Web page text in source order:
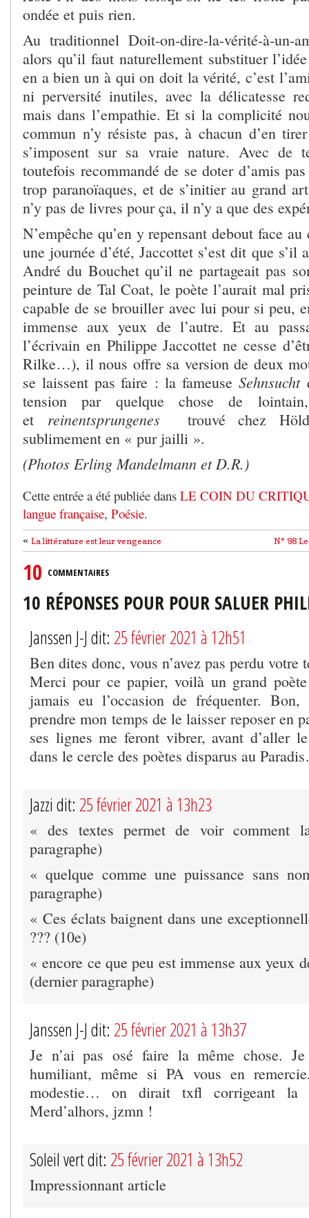
ondée et puis rien.
Au traditionnel Doit-on-dire-la-vérité-à-un-
alors qu’il faut naturellement substituer
en a bien un à qui on doit la vérité, c’est
ni perversité inutiles, avec la délicatesse
mais dans l’empathie. Et si la complicité
commun n’y résiste pas, à chacun d’en
s’imposent sur sa vraie nature. Avec de
toutefois recommandé de se doter d’amis
trop paranoïaques, et de s’initier au grand
n’y pas de livres pour ça, il n’y a que des
N’empêche qu’en y repensant debout face
une journée d’été, Jaccottet s’est dit que s’il
André du Bouchet qu’il ne partageait pas
peinture de Tal Coat, le poète l’aurait mal
capable de se brouiller avec lui pour si peu,
immense aux yeux de l’autre. Et au
l’écrivain en Philippe Jaccottet ne cesse
Rilke…), il nous offre sa version de deux
se laissent pas faire : la fameuseSehnsucht
tension par quelque chose de
et reinentsprungenes trouvé chez
sublimement en « pur jailli ».
(Photos Erling Mandelmann et D.R.)
Cette entrée a été publiée dans LE COIN DU
langue française, Poésie.
N° 98
« La littérature est leur vengeance
10 COMMENTAIRES
10 RÉPONSES POUR POUR SALUER
Janssen J-J dit: 25 février 2021 à 12h51
Ben dites donc, vous n’avez pas perdu votre
Merci pour ce papier, voilà un grand
jamais eu l’occasion de fréquenter.
prendre mon temps de le laisser reposer en
ses lignes me feront vibrer, avant d’aller
dans le cercle des poètes disparus au
Jazzi dit: 25 février 2021 à 13h23
« des textes permet de voir comment
paragraphe)
« quelque comme une puissance sans
paragraphe)
« Ces éclats baignent dans une
??? (10e)
« encore ce que peu est immense aux yeux
(dernier paragraphe)
Janssen J-J dit: 25 février 2021 à 13h37
Je n’ai pas osé faire la même chose.
humiliant, même si PA vous en
modestie… on dirait txfl corrigeant
Merd’alhors, jzmn !
Soleil vert dit: 25 février 2021 à 13h52
Impressionnant article